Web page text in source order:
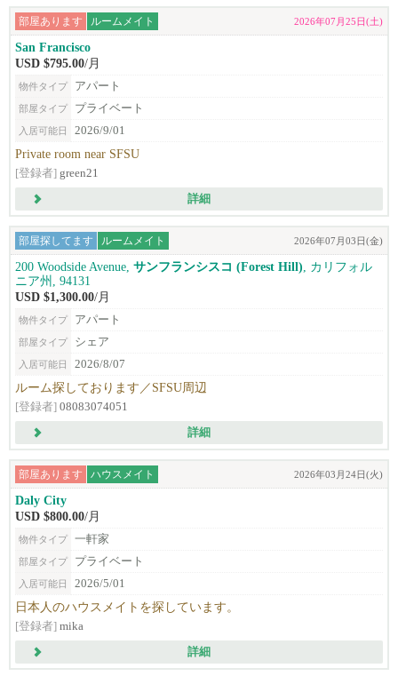
部屋あります ルームメイト 2026年07月25日(土)
San Francisco
USD $795.00/月
物件タイプ アパート
部屋タイプ プライベート
入居可能日 2026/9/01
Private room near SFSU
[登録者] green21
詳細
部屋探してます ルームメイト 2026年07月03日(金)
200 Woodside Avenue, サンフランシスコ (Forest Hill) , カリフォル
ニア州, 94131
USD $1,300.00/月
物件タイプ アパート
部屋タイプ シェア
入居可能日 2026/8/07
ルーム探しております／SFSU周辺
[登録者] 08083074051
詳細
部屋あります ハウスメイト 2026年03月24日(火)
Daly City
USD $800.00/月
物件タイプ 一軒家
部屋タイプ プライベート
入居可能日 2026/5/01
日本人のハウスメイトを探しています。
[登録者] mika
詳細